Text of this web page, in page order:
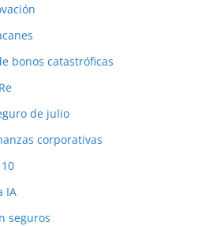
bonos catastróficas
de julio
corporativas
IA
seguros